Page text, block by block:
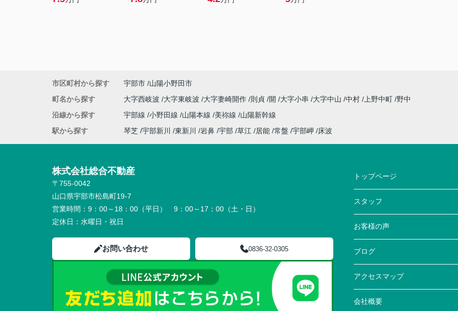
市区町村から探す 宇部市 山陽小野田市
町名から探す
大字西岐波 大字東岐波 大字妻崎開作 則貞 開 大字小串 大字中山 中村 上野中町 野中
沿線から探す
宇部線 小野田線 山陽本線 美祢線
山陽新幹線
駅から探す
琴芝 宇部新川 東新川 岩鼻 宇部 草江 居能 常盤 宇部岬 床波
株式会社総合不動産
〒755-0042
山口県宇部市松島町19-7
営業時間： 9：00～18：00（平日） 9：00～17：00（土・日）
定休日： 水曜日・祝日
お問い合わせ 0836-32-0305
トップページ
スタッフ
お客様の声
ブログ
アクセスマップ
会社概要